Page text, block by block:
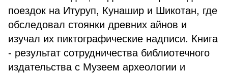
поездок на Итуруп, Кунашир и Шикотан, где
обследовал стоянки древних айнов и
изучал их пиктографические надписи. Книга
- результат сотрудничества библиотечного
издательства с Музеем археологии и